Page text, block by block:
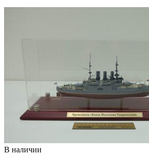
В наличии